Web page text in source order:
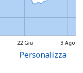
22 Giu 3 Ago
Personalizza